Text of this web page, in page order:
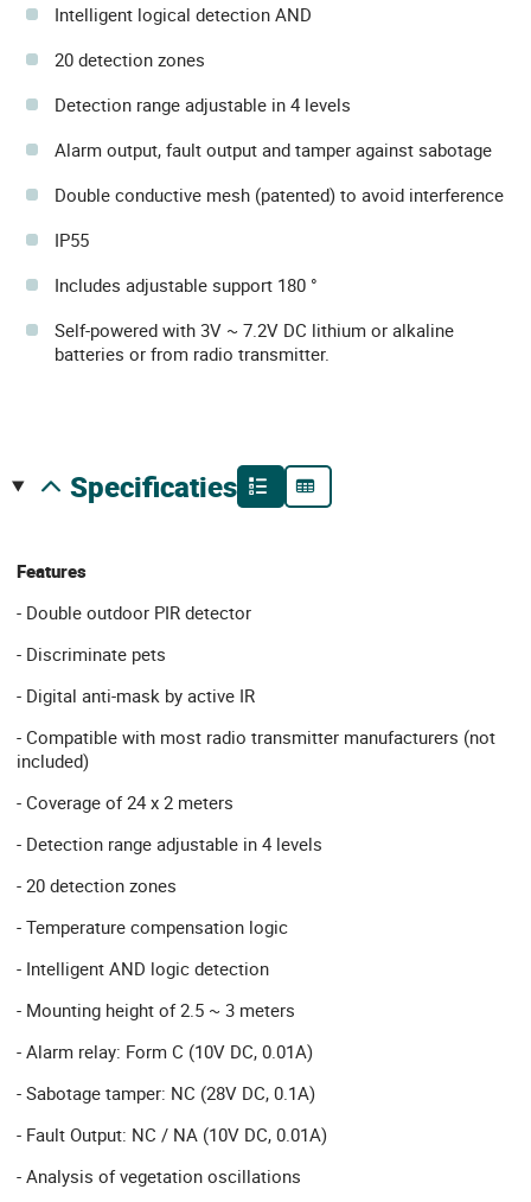
Intelligent logical detection AND
20 detection zones
Detection range adjustable in 4 levels
Alarm output, fault output and tamper against sabotage
Double conductive mesh (patented) to avoid interference
IP55
Includes adjustable support 180 °
Self-powered with 3V ~ 7.2V DC lithium or alkaline
batteries or from radio transmitter.
specificaties
Features
- Double outdoor PIR detector
- Discriminate pets
- Digital anti-mask by active IR
- Compatible with most radio transmitter manufacturers (not
included)
- Coverage of 24 x 2 meters
- Detection range adjustable in 4 levels
- 20 detection zones
- Temperature compensation logic
- Intelligent AND logic detection
- Mounting height of 2.5 ~ 3 meters
- Alarm relay: Form C (10V DC, 0.01A)
- Sabotage tamper: NC (28V DC, 0.1A)
- Fault Output: NC / NA (10V DC, 0.01A)
- Analysis of vegetation oscillations